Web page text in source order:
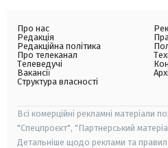
Про нас
Редакція
Редакційна політика
Про телеканал
Телеведучі
Вакансії
Структура власності
Всі комерційні рекламні матеріали
"Спецпроєкт", "Партнерський
Детальніше щодо реклами та